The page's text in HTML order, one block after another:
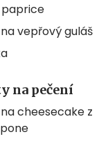
paprice
vepřový guláš
na pečení
cheesecake z